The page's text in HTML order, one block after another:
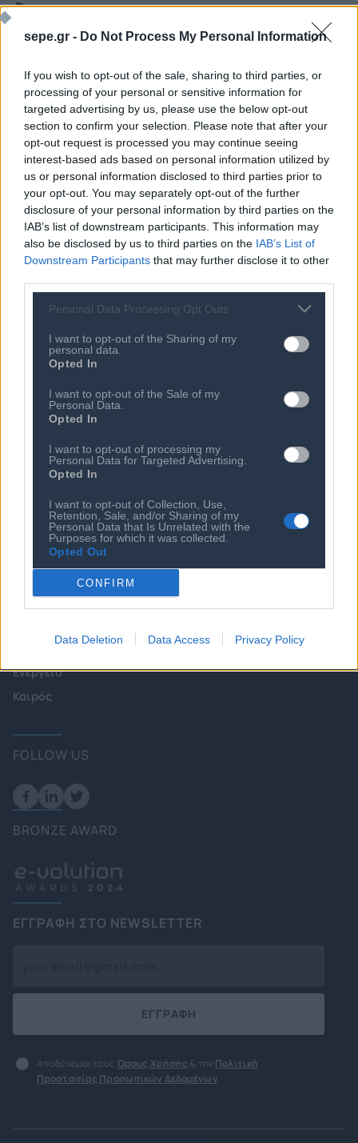
sepe.gr - Do Not Process My Personal Information
If you wish to opt-out of the sale, sharing to third parties, or
processing of your personal or sensitive information for
targeted advertising by us, please use the below opt-out
section to confirm your selection. Please note that after your
opt-out request is processed you may continue seeing
interest-based ads based on personal information utilized by
us or personal information disclosed to third parties prior to
your opt-out. You may separately opt-out of the further
disclosure of your personal information by third parties on the
IAB’s list of downstream participants. This information may
also be disclosed by us to third parties on the IAB’s List of
Downstream Participants that may further disclose it to other
Personal Data Processing Opt Outs
I want to opt-out of the Sharing of my
personal data.
Opted In
I want to opt-out of the Sale of my
Personal Data.
Opted In
I want to opt-out of processing my
Personal Data for Targeted Advertising.
Opted In
I want to opt-out of Collection, Use,
Retention, Sale, and/or Sharing of my
Personal Data that Is Unrelated with the
Purposes for which it was collected.
Opted Out
CONFIRM
Data Deletion Data Access Privacy Policy
Δείτε περισσότερα lawspot.gr - Νομικά Νέα
Ποιος είναι ο ΣΕΠΕ
Καταστατικό
Κώδικας Δεοντολογίας
Κανονισμός Διαιτησίας
Ιστορικό
Διοικητικό Συμβούλιο/
Αιρετά Όργανα
Διοικητικό Προσωπικό &
Συνεργάτες
Επιχειρήσεις - Μέλη
Εγγραφή Νέου Μέλους
Προνόμια Μελών
Επιτροπές & Ομάδες
Εργασίας
Προκηρύξεις -
Διαβουλεύσεις
Ευκαιρίες Καριέρας
Ο ΣΕΠΕ είναι Μέλος
Διεθνών Οργανισμών
Τεχνολογικά Νέα
Άρθρα & Συνεντεύξεις
Οικονομία
Επικοινωνία
Επιχειρήσεις
Ενέργεια
Καιρός
FOLLOW US
BRONZE AWARD
ΕΓΓΡΑΦΗ ΣΤΟ NEWSLETTER
ΕΓΓΡΑΦΗ
Αποδέχομαι τους Όρους Χρήσης & την Πολιτική
Προστασίας Προσωπικών Δεδομένων